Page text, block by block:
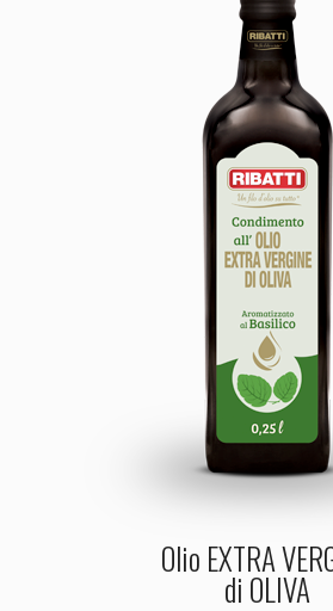
Olio EXTRA
di OLIVA